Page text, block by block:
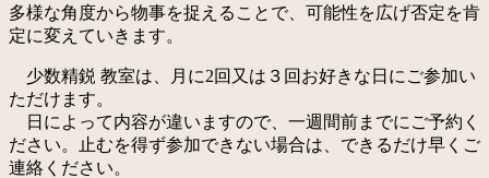
多様な角度から物事を捉えることで、可能性を広げ否定を肯
定に変えていきます。
少数精鋭 教室は、月に2回又は３回お好きな日にご参加い
ただけます。
日によって内容が違いますので、一週間前までにご予約く
ださい。止むを得ず参加できない場合は、できるだけ早くご
連絡ください。